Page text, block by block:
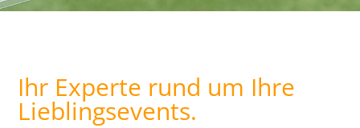
Ihr Experte rund um Ihre
Lieblingsevents.